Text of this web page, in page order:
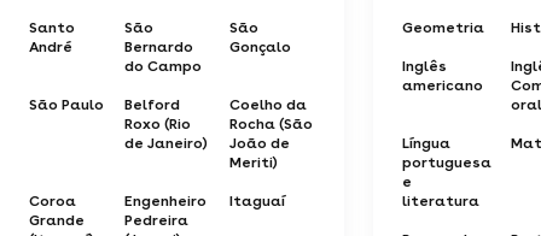
Santo
André
São
Bernardo
do Campo
São
Gonçalo
São Paulo
Belford
Roxo (Rio
de Janeiro)
Coelho da
Rocha (São
João de
Meriti)
Coroa
Grande
Engenheiro
Pedreira
Itaguaí
Geometria
Inglês
americano
oral
Língua
portuguesa
e
literatura